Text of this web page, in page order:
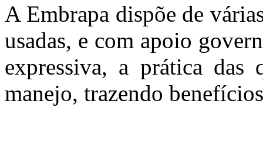
A Embrapa dispõe de
usadas, e com apoio
expressiva, a prática das
manejo, trazendo